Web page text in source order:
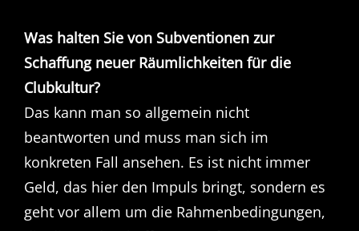
Was halten Sie von Subventionen zur
Schaffung neuer Räumlichkeiten für die
Clubkultur?
Das kann man so allgemein nicht
beantworten und muss man sich im
konkreten Fall ansehen. Es ist nicht immer
Geld, das hier den Impuls bringt, sondern es
geht vor allem um die Rahmenbedingungen,